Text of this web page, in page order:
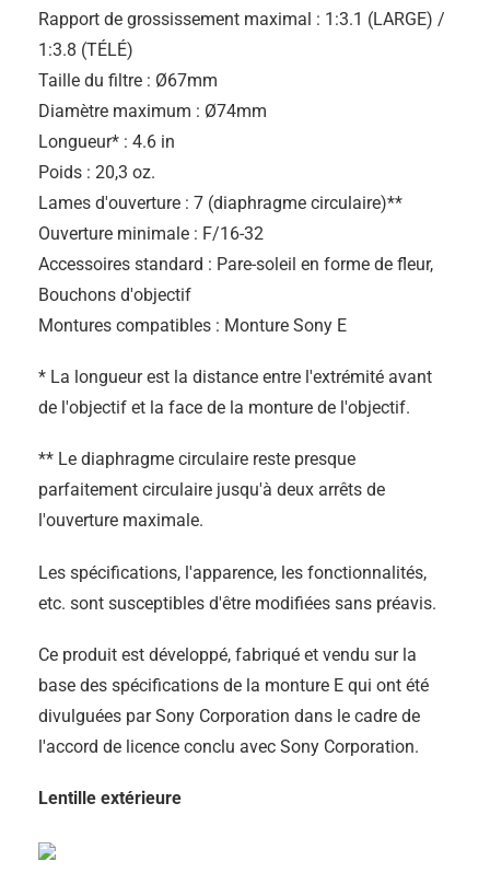
Rapport de grossissement maximal : 1:3.1 (LARGE) /
1:3.8 (TÉLÉ)
Taille du filtre : Ø67mm
Diamètre maximum : Ø74mm
Longueur* : 4.6 in
Poids : 20,3 oz.
Lames d'ouverture : 7 (diaphragme circulaire)**
Ouverture minimale : F/16-32
Accessoires standard : Pare-soleil en forme de fleur,
Bouchons d'objectif
Montures compatibles : Monture Sony E
* La longueur est la distance entre l'extrémité avant
de l'objectif et la face de la monture de l'objectif.
** Le diaphragme circulaire reste presque
parfaitement circulaire jusqu'à deux arrêts de
l'ouverture maximale.
Les spécifications, l'apparence, les fonctionnalités,
etc. sont susceptibles d'être modifiées sans préavis.
Ce produit est développé, fabriqué et vendu sur la
base des spécifications de la monture E qui ont été
divulguées par Sony Corporation dans le cadre de
l'accord de licence conclu avec Sony Corporation.
Lentille extérieure